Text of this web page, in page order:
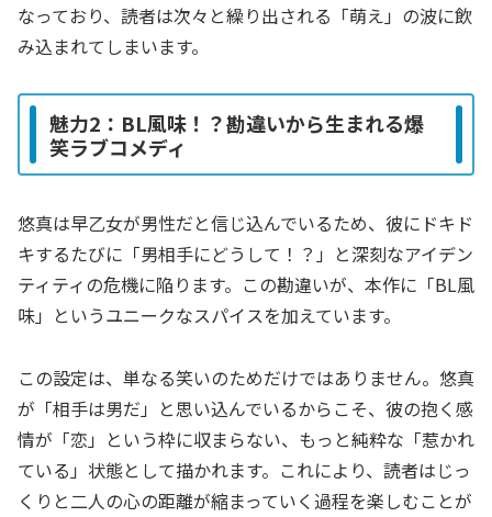
なっており、読者は次々と繰り出される「萌え」の波に飲
み込まれてしまいます。
魅力2：BL風味！？勘違いから生まれる爆
笑ラブコメディ
悠真は早乙女が男性だと信じ込んでいるため、彼にドキド
キするたびに「男相手にどうして！？」と深刻なアイデン
ティティの危機に陥ります。この勘違いが、本作に「BL風
味」というユニークなスパイスを加えています。
この設定は、単なる笑いのためだけではありません。悠真
が「相手は男だ」と思い込んでいるからこそ、彼の抱く感
情が「恋」という枠に収まらない、もっと純粋な「惹かれ
ている」状態として描かれます。これにより、読者はじっ
くりと二人の心の距離が縮まっていく過程を楽しむことが